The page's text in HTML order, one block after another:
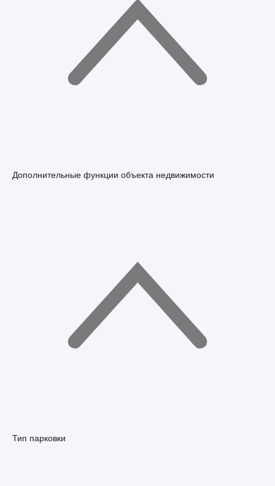
Дополнительные функции объекта недвижимости
Тип парковки